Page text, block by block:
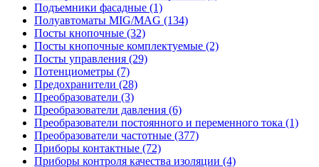
Подъемники фасадные (1)
Полуавтоматы MIG/MAG (134)
Посты кнопочные (32)
Посты кнопочные комплектуемые (2)
Посты управления (29)
Потенциометры (7)
Предохранители (28)
Преобразователи (3)
Преобразователи давления (6)
Преобразователи постоянного и переменного тока (1)
Преобразователи частотные (377)
Приборы контактные (72)
Приборы контроля качества изоляции (4)